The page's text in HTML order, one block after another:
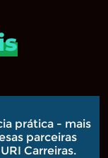
prática - mais
parceiras
Carreiras.